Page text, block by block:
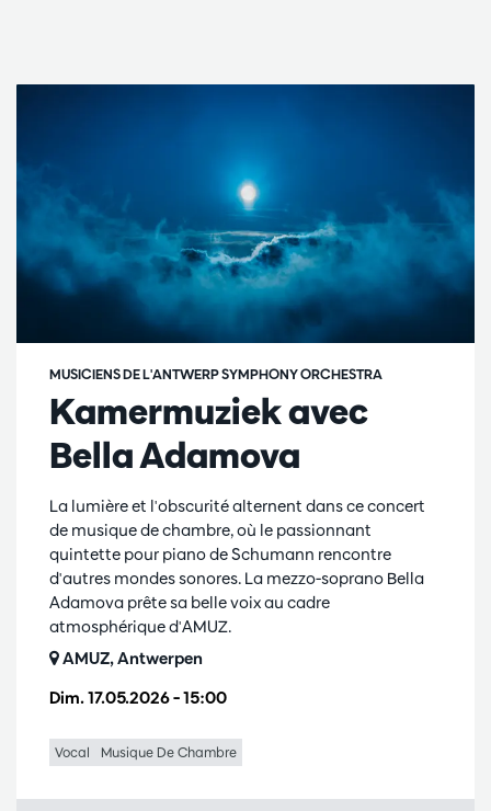
Kamermuziek avec
Bella Adamova
MUSICIENS DE L'ANTWERP SYMPHONY ORCHESTRA
Dim. 17.05.2026– 15:00
La lumière et l'obscurité alternent dans ce concert
de musique de chambre, où le passionnant
quintette pour piano de Schumann rencontre
d'autres mondes sonores. La mezzo-soprano Bella
Adamova prête sa belle voix au cadre
atmosphérique d'AMUZ.
AMUZ, Antwerpen
Vocal Musique De Chambre